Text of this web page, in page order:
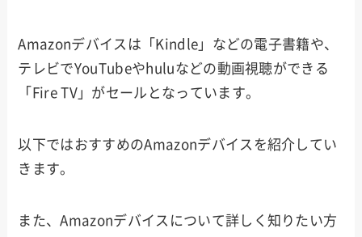
Amazonデバイスは「Kindle」などの電子書籍や、
テレビでYouTubeやhuluなどの動画視聴ができる
「Fire TV」がセールとなっています。
以下ではおすすめのAmazonデバイスを紹介してい
きます。
また、Amazonデバイスについて詳しく知りたい方